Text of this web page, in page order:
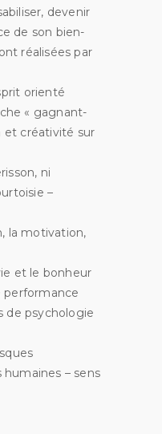
devenir
de son bien-
réalisées par
orienté
« gagnant-
et créativité sur
ni
–
la motivation,
et le bonheur
performance
de psychologie
humaines – sens